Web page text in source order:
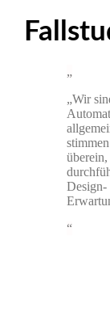
„Wir
Design-